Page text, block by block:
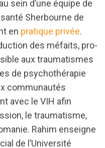
sein d’une équipe de
Sherbourne de
en pratique privée.
des méfaits, pro-
aux traumatismes
de psychothérapie
communautés
avec le VIH afin
le traumatisme,
Rahim enseigne
de l’Université